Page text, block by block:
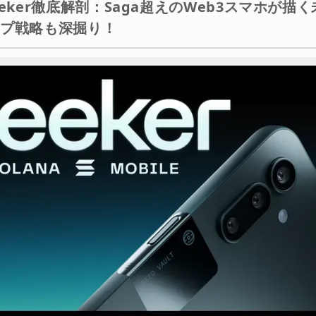
い注意点と、それでもSeekerが魅力的なワケ
Seekerは、あなたの日常をWeb3へと誘う魔法のチケット！
徹底解剖：Saga超えのWeb3スマホが描く
戦略も深掘り！